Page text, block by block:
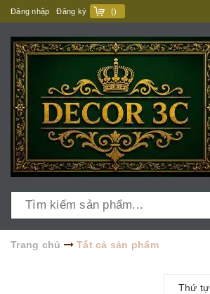
Đăng nhập Đăng ký ()
Trang chủ Tất cả sản phẩm
Thứ tự